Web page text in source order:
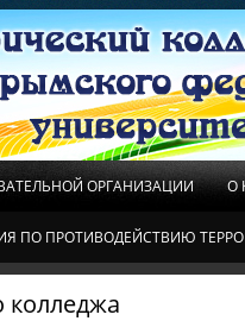
ОРГАНИЗАЦИИ О
ПО ПРОТИВОДЕЙСТВИЮ
колледжа